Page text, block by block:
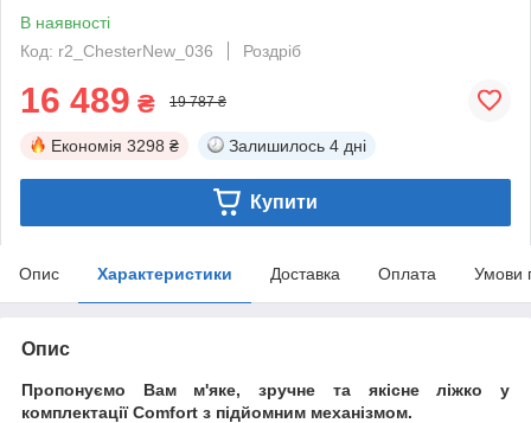
В наявності
Код: r2_ChesterNew_036
Роздріб
16 489 ₴ 19 787 ₴
Економія 3298 ₴ Залишилось 4 дні
Купити
Опис Характеристики Доставка Оплата Умови
Опис
Пропонуємо Вам м'яке, зручне та якiсне ліжко у
комплектації Comfort з підйомним механізмом.